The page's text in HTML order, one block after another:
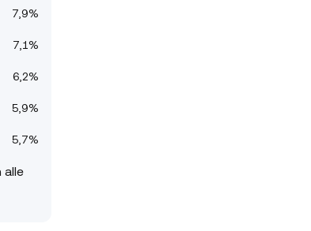
7,9%
7,1%
6,2%
5,9%
5,7%
alle